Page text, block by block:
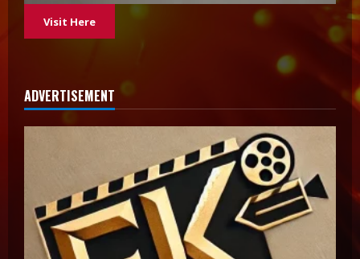
Visit Here
ADVERTISEMENT